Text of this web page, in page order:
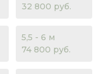
32 800 руб.
5,5 - 6 м
74 800 руб.